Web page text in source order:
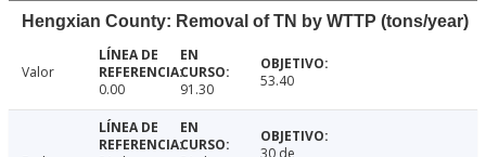
Hengxian County: Removal of TN by WTTP (tons/year)
Valor
0.00
91.30 53.40